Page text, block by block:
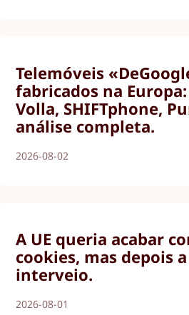
Telemóveis
fabricados na
Volla, SHIFTphone,
análise completa.
2026-08-02
A UE queria acabar
cookies, mas depois
interveio.
2026-08-01